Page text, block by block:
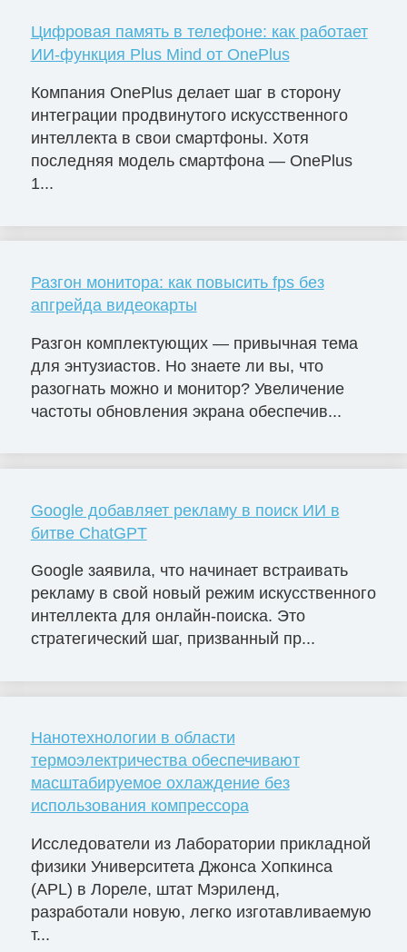
Цифровая память в телефоне: как работает
ИИ-функция Plus Mind от OnePlus
Компания OnePlus делает шаг в сторону
интеграции продвинутого искусственного
интеллекта в свои смартфоны. Хотя
последняя модель смартфона — OnePlus
1...
Разгон монитора: как повысить fps без
апгрейда видеокарты
Разгон комплектующих — привычная тема
для энтузиастов. Но знаете ли вы, что
разогнать можно и монитор? Увеличение
частоты обновления экрана обеспечив...
Google добавляет рекламу в поиск ИИ в
битве ChatGPT
Google заявила, что начинает встраивать
рекламу в свой новый режим искусственного
интеллекта для онлайн-поиска. Это
стратегический шаг, призванный пр...
Нанотехнологии в области
термоэлектричества обеспечивают
масштабируемое охлаждение без
использования компрессора
Исследователи из Лаборатории прикладной
физики Университета Джонса Хопкинса
(APL) в Лореле, штат Мэриленд,
разработали новую, легко изготавливаемую
т...